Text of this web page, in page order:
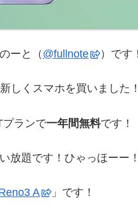
ーと（ @fullnote ）です
しくスマホを買いました
プランで一年間無料です！
放題です！ひゃっほーー
A 」です！